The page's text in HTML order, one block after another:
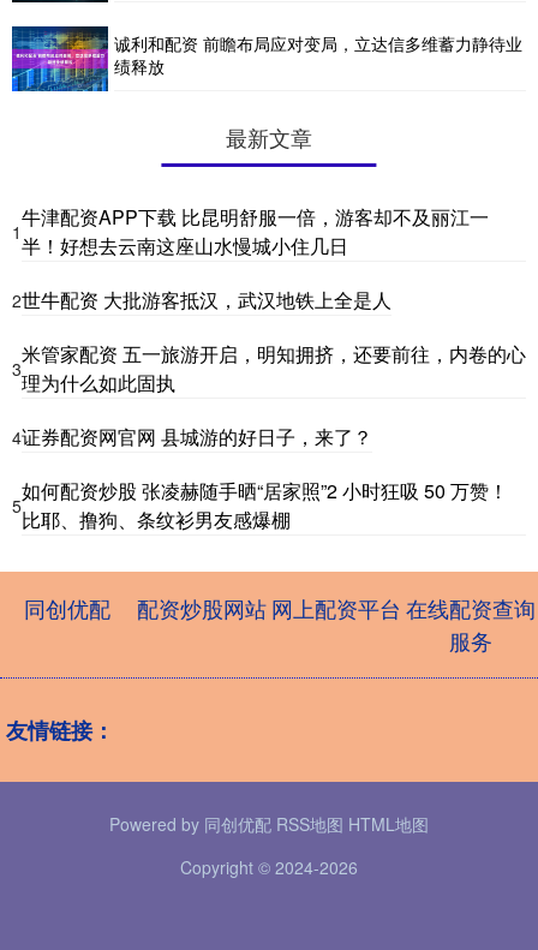
诚利和配资 前瞻布局应对变局，立达信多维蓄力静待业
绩释放
最新文章
1
牛津配资APP下载 比昆明舒服一倍，游客却不及丽江一
半！好想去云南这座山水慢城小住几日
2世牛配资 大批游客抵汉，武汉地铁上全是人
3
米管家配资 五一旅游开启，明知拥挤，还要前往，内卷的心
理为什么如此固执
4证券配资网官网 县城游的好日子，来了？
5
如何配资炒股 张凌赫随手晒“居家照”2 小时狂吸 50 万赞！
比耶、撸狗、条纹衫男友感爆棚
同创优配 配资炒股网站网上配资平台 在线配资查询
服务
友情链接：
Powered by 同创优配 RSS地图 HTML地图
Copyright © 2024-2026